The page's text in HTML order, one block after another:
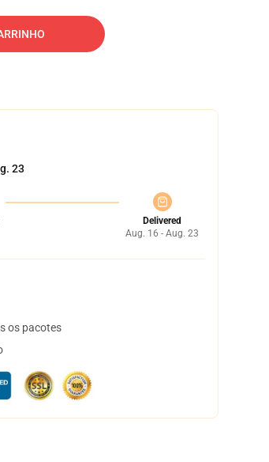
23
Delivered
Aug. 16 - Aug. 23
os pacotes